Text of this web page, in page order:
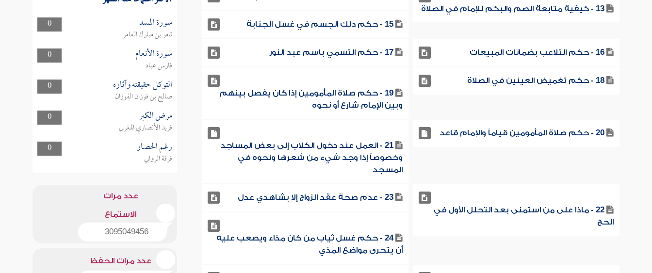
13 - كيفية متابعة الصم والبكم للإمام في الصلاة
15 - حكم دلك الجسم في غسل الجنابة
16 - حكم التلاعب بضمانات المبيعات 17 - حكم التسمي باسم عبد النور
18 - حكم تغميض العينين في الصلاة
19 - حكم صلاة المأمومين إذا كان يفصل بينهم
وبين الإمام شارع أو نحوه
20 - حكم صلاة المأمومين قياماً والإمام قاعد
21 - العمل عند دخول الكلاب إلى بعض المساجد
وخصوصاً إذا وجد شيء من شعرها ونحوه في
المسجد
22 - ماذا على من استمنى بعد التحلل الأول في
الحج
23 - عدم صحة عقد الزواج إلا بشاهدي عدل
24 - حكم غسل ثياب من كان مذاء ويصعب عليه
أن يتحرى مواضع المذي
0 سورة المسد
ثامر بن مبارك العامر
0
سورة الأنعام
فارس عباد
0
التوكل حقيقته وآثاره
صالح بن فوزان الفوزان
0
مرض الكبر
فريد الأنصاري المغربي
0
رغم الحصار
فرقة الروابي
عدد مرات
الاستماع
3095049456
عدد مرات الحفظ